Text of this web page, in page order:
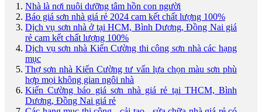
Nhà là nơi nuôi dưỡng tâm hồn con người
Báo giá sơn nhà giá rẻ 2024 cam kết chất lượng 100%
Dịch vụ sơn nhà ở tại HCM, Bình Dương, Đồng Nai giá
rẻ cam kết chất lượng 100%
Dịch vụ sơn nhà Kiến Cường thi công sơn nhà các hạng
mục
Thợ sơn nhà Kiến Cường tư vấn lựa chọn màu sơn phù
hợp mọi không gian ngôi nhà
Kiến Cường báo giá sơn nhà giá rẻ tại THCM, Bình
Dương, Đồng Nai giá rẻ